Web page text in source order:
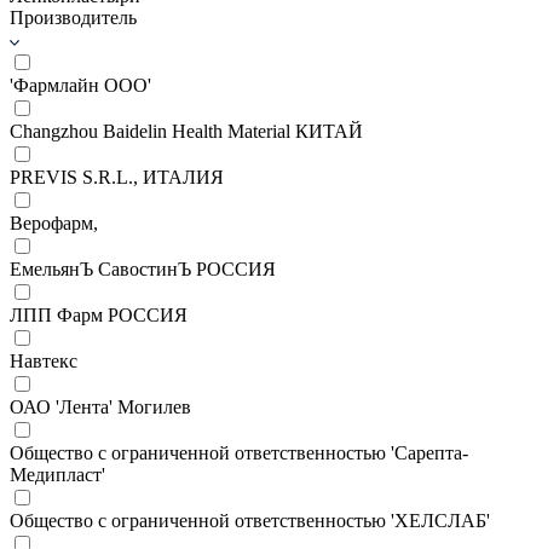
Производитель
'Фармлайн ООО'
Changzhou Baidelin Health Material КИТАЙ
PREVIS S.R.L., ИТАЛИЯ
Верофарм,
ЕмельянЪ СавостинЪ РОССИЯ
ЛПП Фарм РОССИЯ
Навтекс
ОАО 'Лента' Могилев
Общество с ограниченной ответственностью 'Сарепта-
Медипласт'
Общество с ограниченной ответственностью 'ХЕЛСЛАБ'